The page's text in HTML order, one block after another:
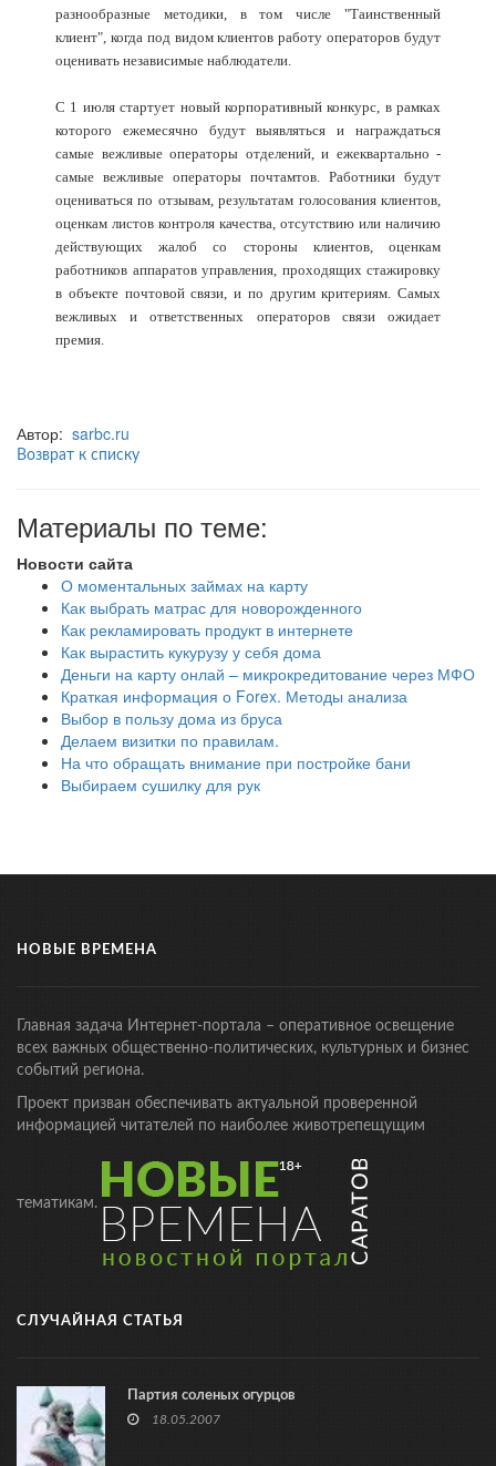
разнообразные методики, в том числе "Таинственный
клиент", когда под видом клиентов работу операторов будут
оценивать независимые наблюдатели.
С 1 июля стартует новый корпоративный конкурс, в рамках
которого ежемесячно будут выявляться и награждаться
самые вежливые операторы отделений, и ежеквартально -
самые вежливые операторы почтамтов. Работники будут
оцениваться по отзывам, результатам голосования клиентов,
оценкам листов контроля качества, отсутствию или наличию
действующих жалоб со стороны клиентов, оценкам
работников аппаратов управления, проходящих стажировку
в объекте почтовой связи, и по другим критериям. Самых
вежливых и ответственных операторов связи ожидает
премия.
Автор: sarbc.ru
Возврат к списку
Материалы по теме:
Новости сайта
О моментальных займах на карту
Как выбрать матрас для новорожденного
Как рекламировать продукт в интернете
Как вырастить кукурузу у себя дома
Деньги на карту онлай – микрокредитование через МФО
Краткая информация о Forex. Методы анализа
Выбор в пользу дома из бруса
Делаем визитки по правилам.
На что обращать внимание при постройке бани
Выбираем сушилку для рук
НОВЫЕ ВРЕМЕНА
Главная задача Интернет-портала – оперативное освещение
всех важных общественно-политических, культурных и бизнес
событий региона.
Проект призван обеспечивать актуальной проверенной
информацией читателей по наиболее животрепещущим
тематикам.
СЛУЧАЙНАЯ СТАТЬЯ
Партия соленых огурцов
18.05.2007